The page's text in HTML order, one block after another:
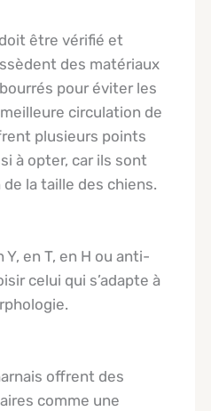
être vérifié et
des matériaux
pour éviter les
circulation de
plusieurs points
à opter, car ils sont
la taille des chiens.
en T, en H ou anti-
celui qui s’adapte à
offrent des
comme une